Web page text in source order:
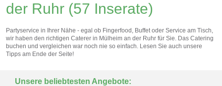
der Ruhr (57 Inserate)
Partyservice in Ihrer Nähe - egal ob Fingerfood, Buffet oder Service am Tisch,
wir haben den richtigen Caterer in Mülheim an der Ruhr für Sie. Das Catering
buchen und vergleichen war noch nie so einfach. Lesen Sie auch unsere
Tipps am Ende der Seite!
Unsere beliebtesten Angebote: